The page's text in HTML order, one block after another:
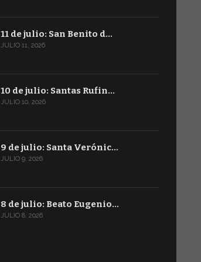
11 de julio: San Benito d…
JULIO 11, 2026
10 de julio: Santas Rufin…
JULIO 10, 2026
9 de julio: Santa Verónic…
JULIO 9, 2026
8 de julio: Beato Eugenio…
JULIO 8, 2026